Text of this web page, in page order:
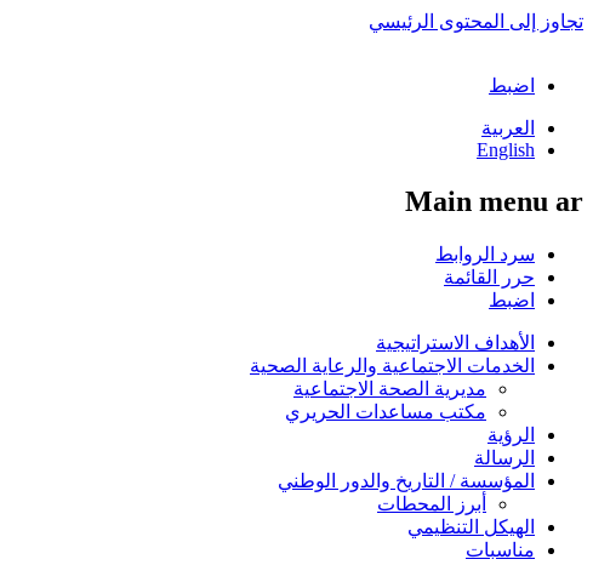
تجاوز إلى المحتوى الرئيسي
اضبط
العربية
English
Main menu ar
سرد الروابط
حرر القائمة
اضبط
الأهداف الاستراتيجية
الخدمات الاجتماعية والرعاية الصحية
مديرية الصحة الاجتماعية
مكتب مساعدات الحريري
الرؤية
الرسالة
المؤسسة / التاريخ والدور الوطني
أبرز المحطات
الهيكل التنظيمي
مناسبات